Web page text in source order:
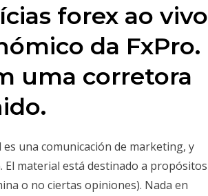
forex ao vivo
da FxPro.
uma corretora
una comunicación de marketing, y
material está destinado a propósitos
o no ciertas opiniones). Nada en